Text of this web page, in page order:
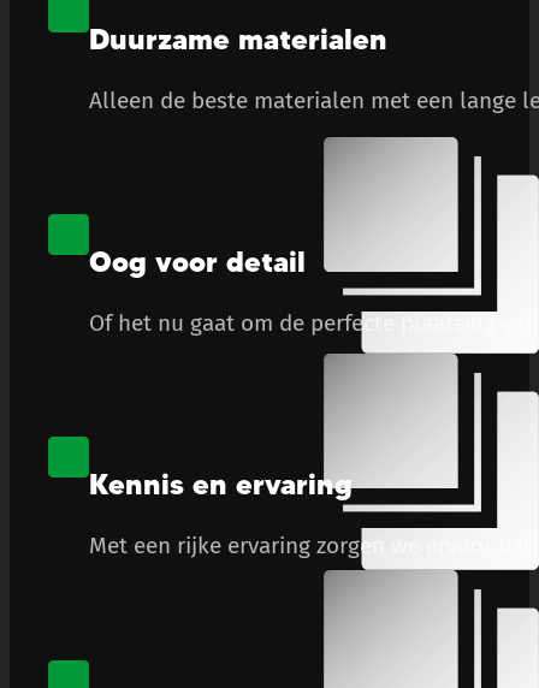
Duurzame materialen
Alleen de beste materialen met een lange
Oog voor detail
Of het nu gaat om de perfecte plaatsing
Kennis en ervaring
Met een rijke ervaring zorgen we ervoor